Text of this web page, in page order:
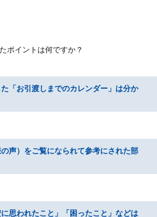
ポイントは何ですか？
「お引渡しまでのカレンダー」は分か
声）をご覧になられて参考にされた部
思われたこと」「困ったこと」などは